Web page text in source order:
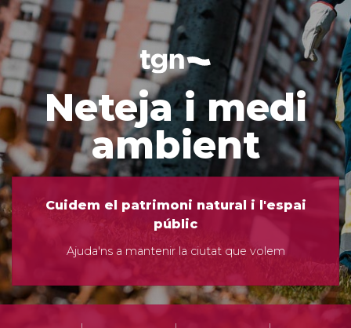
Neteja i medi
ambient
Cuidem el patrimoni natural i l'espai
públic
Ajuda'ns a mantenir la ciutat que volem